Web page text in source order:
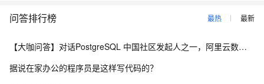
问答排行榜 最热 最新
【大咖问答】对话PostgreSQL 中国社区发起人之一，阿里云数据库高级专家 德哥
据说在家办公的程序员是这样写代码的？